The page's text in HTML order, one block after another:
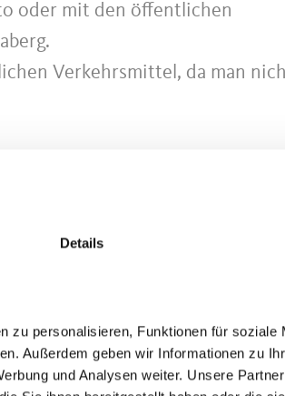
Details
zu personalisieren, Funktionen für soziale
Außerdem geben wir Informationen zu
und Analysen weiter. Unsere
oder mit den öffentlichen
Verkehrsmittel, da man
Naturns erhalten Sie über